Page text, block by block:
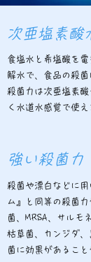
次亜塩素酸
食塩水と希塩酸を
解水で、食品の殺菌
殺菌力は次亜塩素
く水道水感覚で使え
強い殺菌力
殺菌や漂白などに
ム』と同等の殺菌
菌、MRSA、サルモ
枯草菌、カンジダ
菌に効果があること